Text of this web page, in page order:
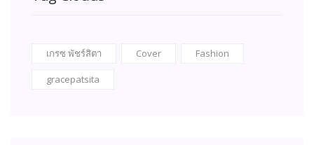
เกรซ พัชร์สิตา Cover Fashion
gracepatsita